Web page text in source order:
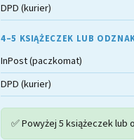
DPD (kurier)
4–5 KSIĄŻECZEK LUB
InPost (paczkomat)
DPD (kurier)
✅ Powyżej 5 książeczek